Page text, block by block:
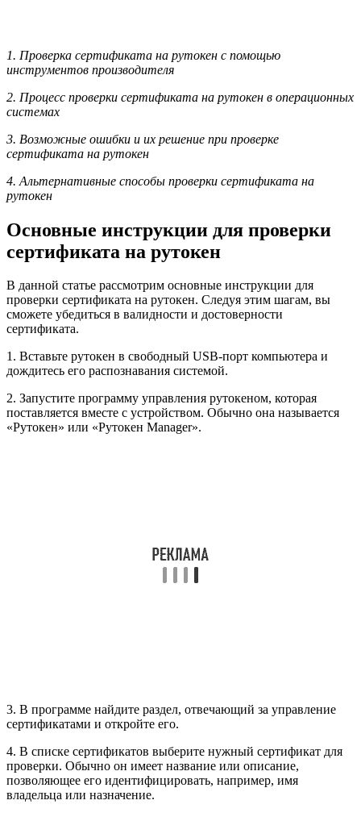
1. Проверка сертификата на рутокен с помощью
инструментов производителя
2. Процесс проверки сертификата на рутокен в операционных
системах
3. Возможные ошибки и их решение при проверке
сертификата на рутокен
4. Альтернативные способы проверки сертификата на
рутокен
Основные инструкции для проверки
сертификата на рутокен
В данной статье рассмотрим основные инструкции для
проверки сертификата на рутокен. Следуя этим шагам, вы
сможете убедиться в валидности и достоверности
сертификата.
1. Вставьте рутокен в свободный USB-порт компьютера и
дождитесь его распознавания системой.
2. Запустите программу управления рутокеном, которая
поставляется вместе с устройством. Обычно она называется
«Рутокен» или «Рутокен Manager».
3. В программе найдите раздел, отвечающий за управление
сертификатами и откройте его.
4. В списке сертификатов выберите нужный сертификат для
проверки. Обычно он имеет название или описание,
позволяющее его идентифицировать, например, имя
владельца или назначение.